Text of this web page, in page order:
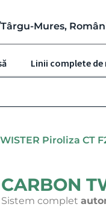
Mures,
Linii complete de
Piroliza CT
CARBON
Sistem complet